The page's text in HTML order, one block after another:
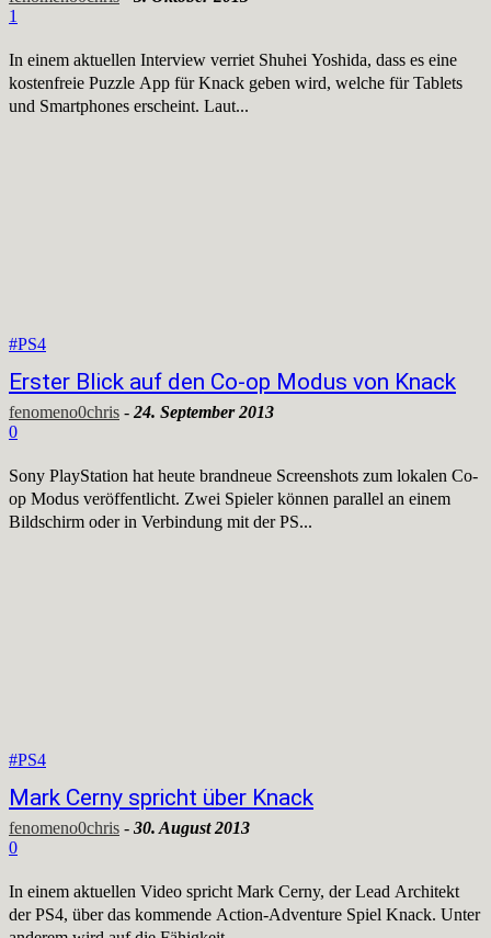
1
In einem aktuellen Interview verriet Shuhei Yoshida, dass es eine
kostenfreie Puzzle App für Knack geben wird, welche für Tablets
und Smartphones erscheint. Laut...
#PS4
Erster Blick auf den Co-op Modus von Knack
fenomeno0chris - 24. September 2013
0
Sony PlayStation hat heute brandneue Screenshots zum lokalen Co-
op Modus veröffentlicht. Zwei Spieler können parallel an einem
Bildschirm oder in Verbindung mit der PS...
#PS4
Mark Cerny spricht über Knack
fenomeno0chris - 30. August 2013
0
In einem aktuellen Video spricht Mark Cerny, der Lead Architekt
der PS4, über das kommende Action-Adventure Spiel Knack. Unter